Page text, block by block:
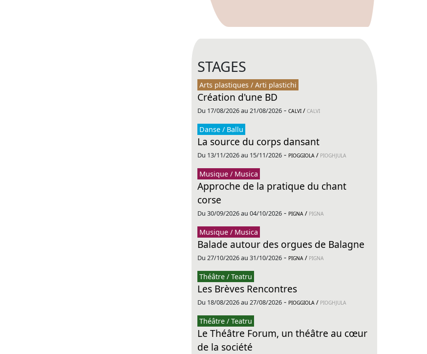
STAGES
Arts plastiques / Arti plastichi
Création d'une BD
Du 17/08/2026 au 21/08/2026 - CALVI / CALVI
Danse / Ballu
La source du corps dansant
Du 13/11/2026 au 15/11/2026 - PIOGGIOLA / PIOGHJULA
Musique / Musica
Approche de la pratique du chant
corse
Du 30/09/2026 au 04/10/2026 - PIGNA / PIGNA
Musique / Musica
Balade autour des orgues de Balagne
Du 27/10/2026 au 31/10/2026 - PIGNA / PIGNA
Théâtre / Teatru
Les Brèves Rencontres
Du 18/08/2026 au 27/08/2026 - PIOGGIOLA / PIOGHJULA
Théâtre / Teatru
Le Théâtre Forum, un théâtre au cœur
de la société